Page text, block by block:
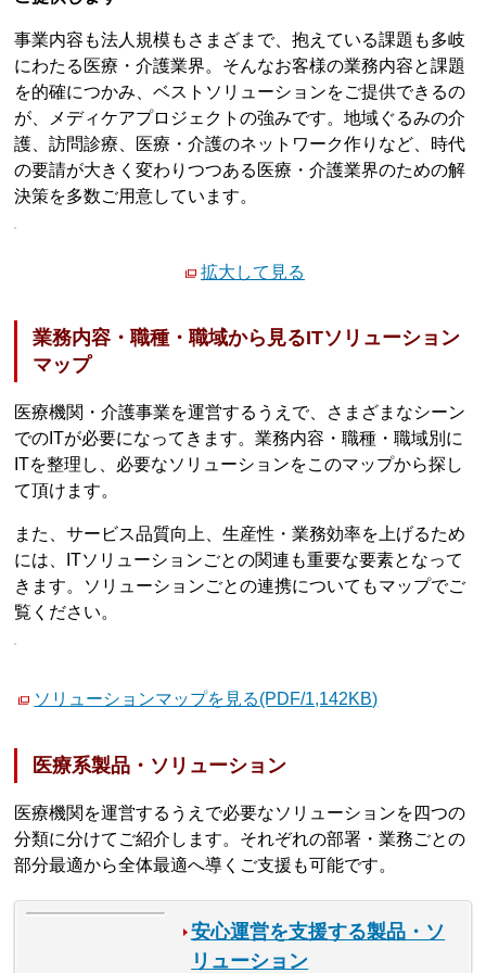
事業内容も法人規模もさまざまで、抱えている課題も多岐
にわたる医療・介護業界。そんなお客様の業務内容と課題
を的確につかみ、ベストソリューションをご提供できるの
が、メディケアプロジェクトの強みです。地域ぐるみの介
護、訪問診療、医療・介護のネットワーク作りなど、時代
の要請が大きく変わりつつある医療・介護業界のための解
決策を多数ご用意しています。
拡大して見る
業務内容・職種・職域から見るITソリューション
マップ
医療機関・介護事業を運営するうえで、さまざまなシーン
でのITが必要になってきます。業務内容・職種・職域別に
ITを整理し、必要なソリューションをこのマップから探し
て頂けます。
また、サービス品質向上、生産性・業務効率を上げるため
には、ITソリューションごとの関連も重要な要素となって
きます。ソリューションごとの連携についてもマップでご
覧ください。
ソリューションマップを見る(PDF/1,142KB)
医療系製品・ソリューション
医療機関を運営するうえで必要なソリューションを四つの
分類に分けてご紹介します。それぞれの部署・業務ごとの
部分最適から全体最適へ導くご支援も可能です。
安心運営を支援する製品・ソ
リューション